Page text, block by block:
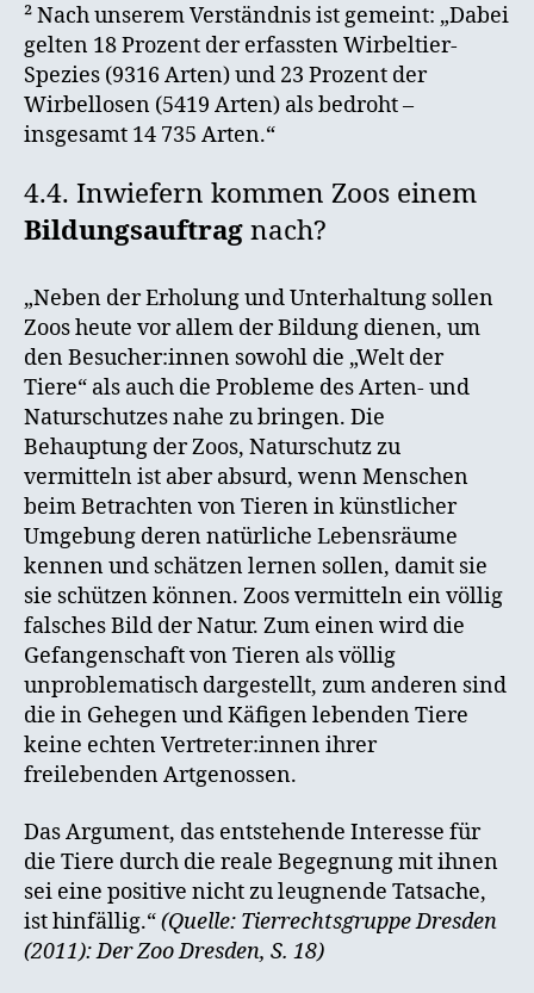
² Nach unserem Verständnis ist gemeint: „Dabei
gelten 18 Prozent der erfassten Wirbeltier-
Spezies (9316 Arten) und 23 Prozent der
Wirbellosen (5419 Arten) als bedroht –
insgesamt 14 735 Arten.“
4.4. Inwiefern kommen Zoos einem
Bildungsauftrag nach?
„Neben der Erholung und Unterhaltung sollen
Zoos heute vor allem der Bildung dienen, um
den Besucher:innen sowohl die „Welt der
Tiere“ als auch die Probleme des Arten- und
Naturschutzes nahe zu bringen. Die
Behauptung der Zoos, Naturschutz zu
vermitteln ist aber absurd, wenn Menschen
beim Betrachten von Tieren in künstlicher
Umgebung deren natürliche Lebensräume
kennen und schätzen lernen sollen, damit sie
sie schützen können. Zoos vermitteln ein völlig
falsches Bild der Natur. Zum einen wird die
Gefangenschaft von Tieren als völlig
unproblematisch dargestellt, zum anderen sind
die in Gehegen und Käfigen lebenden Tiere
keine echten Vertreter:innen ihrer
freilebenden Artgenossen.
Das Argument, das entstehende Interesse für
die Tiere durch die reale Begegnung mit ihnen
sei eine positive nicht zu leugnende Tatsache,
ist hinfällig.“(Quelle: Tierrechtsgruppe Dresden
(2011): Der Zoo Dresden, S. 18)